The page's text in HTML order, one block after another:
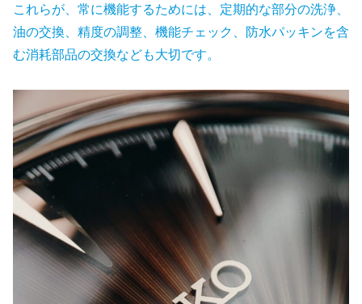
これらが、常に機能するためには、定期的な部分の洗浄、
油の交換、精度の調整、機能チェック、防水パッキンを含
む消耗部品の交換なども大切です。